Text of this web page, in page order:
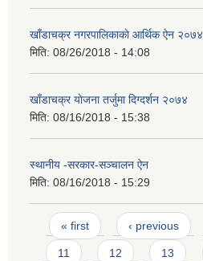
खाँडाचक्र नगरपालिकाकाे आर्थिक ऐन २०७४
मिति: 08/26/2018 - 14:08
खाँडाचक्र याेजना तर्जुमा दिग्दर्शन २०७४
मिति: 08/16/2018 - 15:38
स्थानीय -सरकार-सञ्चालन ऐन
मिति: 08/16/2018 - 15:29
Pages
« first ‹ previous
11 12 13